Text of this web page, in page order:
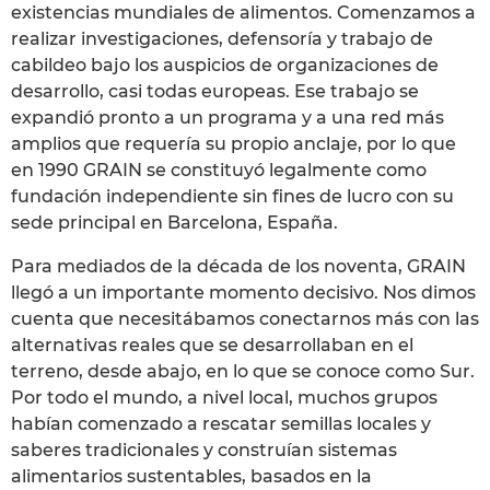
existencias mundiales de alimentos. Comenzamos a
realizar investigaciones, defensoría y trabajo de
cabildeo bajo los auspicios de organizaciones de
desarrollo, casi todas europeas. Ese trabajo se
expandió pronto a un programa y a una red más
amplios que requería su propio anclaje, por lo que
en 1990 GRAIN se constituyó legalmente como
fundación independiente sin fines de lucro con su
sede principal en Barcelona, España.
Para mediados de la década de los noventa, GRAIN
llegó a un importante momento decisivo. Nos dimos
cuenta que necesitábamos conectarnos más con las
alternativas reales que se desarrollaban en el
terreno, desde abajo, en lo que se conoce como Sur.
Por todo el mundo, a nivel local, muchos grupos
habían comenzado a rescatar semillas locales y
saberes tradicionales y construían sistemas
alimentarios sustentables, basados en la